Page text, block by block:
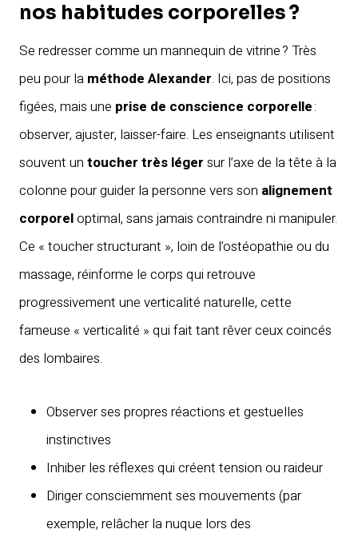
nos habitudes corporelles ?
Se redresser comme un mannequin de vitrine ? Très
peu pour la méthode Alexander. Ici, pas de positions
figées, mais une prise de conscience corporelle:
observer, ajuster, laisser-faire. Les enseignants utilisent
souvent un toucher très léger sur l’axe de la tête à la
colonne pour guider la personne vers son alignement
corporeloptimal, sans jamais contraindre ni manipuler.
Ce « toucher structurant », loin de l’ostéopathie ou du
massage, réinforme le corps qui retrouve
progressivement une verticalité naturelle, cette
fameuse « verticalité » qui fait tant rêver ceux coincés
des lombaires.
Observer ses propres réactions et gestuelles
instinctives
Inhiber les réflexes qui créent tension ou raideur
Diriger consciemment ses mouvements (par
exemple, relâcher la nuque lors des